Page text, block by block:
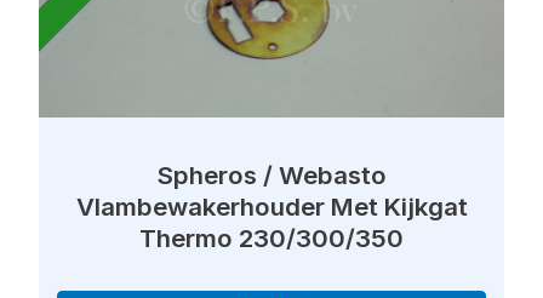
Spheros / Webasto
Vlambewakerhouder Met Kijkgat
Thermo 230/300/350